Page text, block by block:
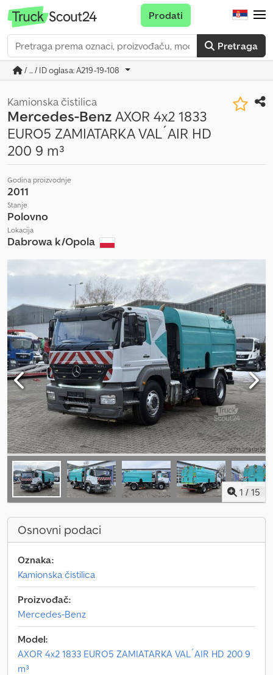
Pretraga
Prodati
/ ... / ID oglasa: A219-19-108
Kamionska čistilica
Mercedes-BenzAXOR 4x2 1833
EURO5 ZAMIATARKA VAL´AIR HD
200 9 m³
Godina proizvodnje
2011
Stanje
Polovno
Lokacija
Dabrowa k/Opola
1 / 15
Osnovni podaci
Oznaka:
Kamionska čistilica
Proizvođač:
Mercedes-Benz
Model:
AXOR 4x2 1833 EURO5 ZAMIATARKA VAL´AIR HD 200 9
m³